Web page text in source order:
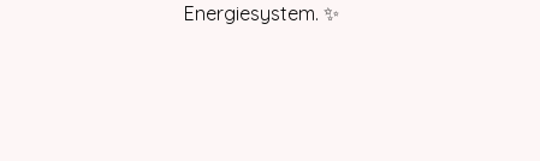
Energiesystem. ✨